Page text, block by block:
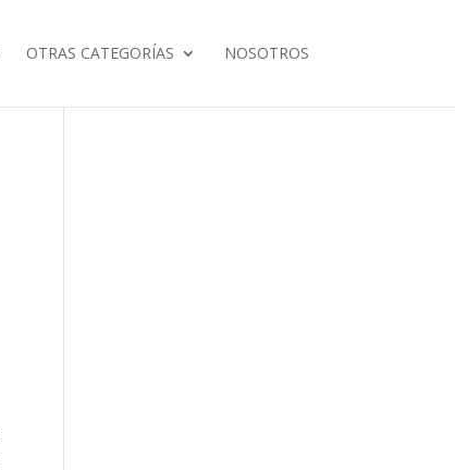
OTRAS CATEGORÍAS NOSOTROS